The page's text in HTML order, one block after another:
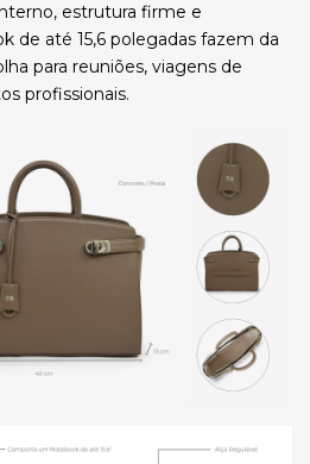
estrutura firme e
de até 15,6 polegadas fazem da
para reuniões, viagens de
profissionais.